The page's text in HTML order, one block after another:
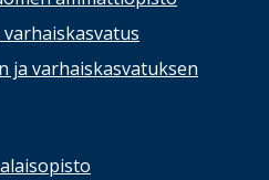
ja varhaiskasvatuksen